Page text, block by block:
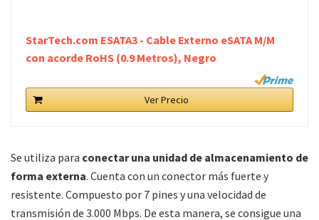
StarTech.com ESATA3 - Cable Externo eSATA M/M
con acorde RoHS (0.9 Metros), Negro
Ver Precio
Se utiliza para conectar una unidad de almacenamiento de
forma externa. Cuenta con un conector más fuerte y
resistente. Compuesto por 7 pines y una velocidad de
transmisión de 3.000 Mbps. De esta manera, se consigue una